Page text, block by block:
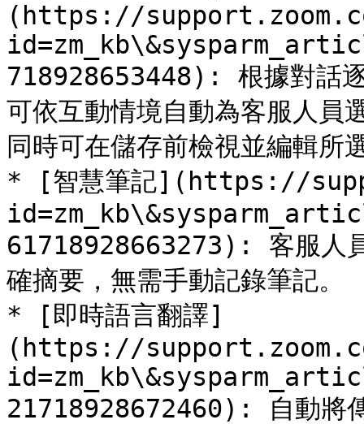
(https://
718928653448): 根據對
可依互動情境自動為客服人員
同時可在儲存前檢視並編輯所
* [智慧筆記](https://
61718928663273): 客服人
確摘要，無需手動記錄筆記。
* [即時語言翻譯]
(https://
21718928672460): 自動將